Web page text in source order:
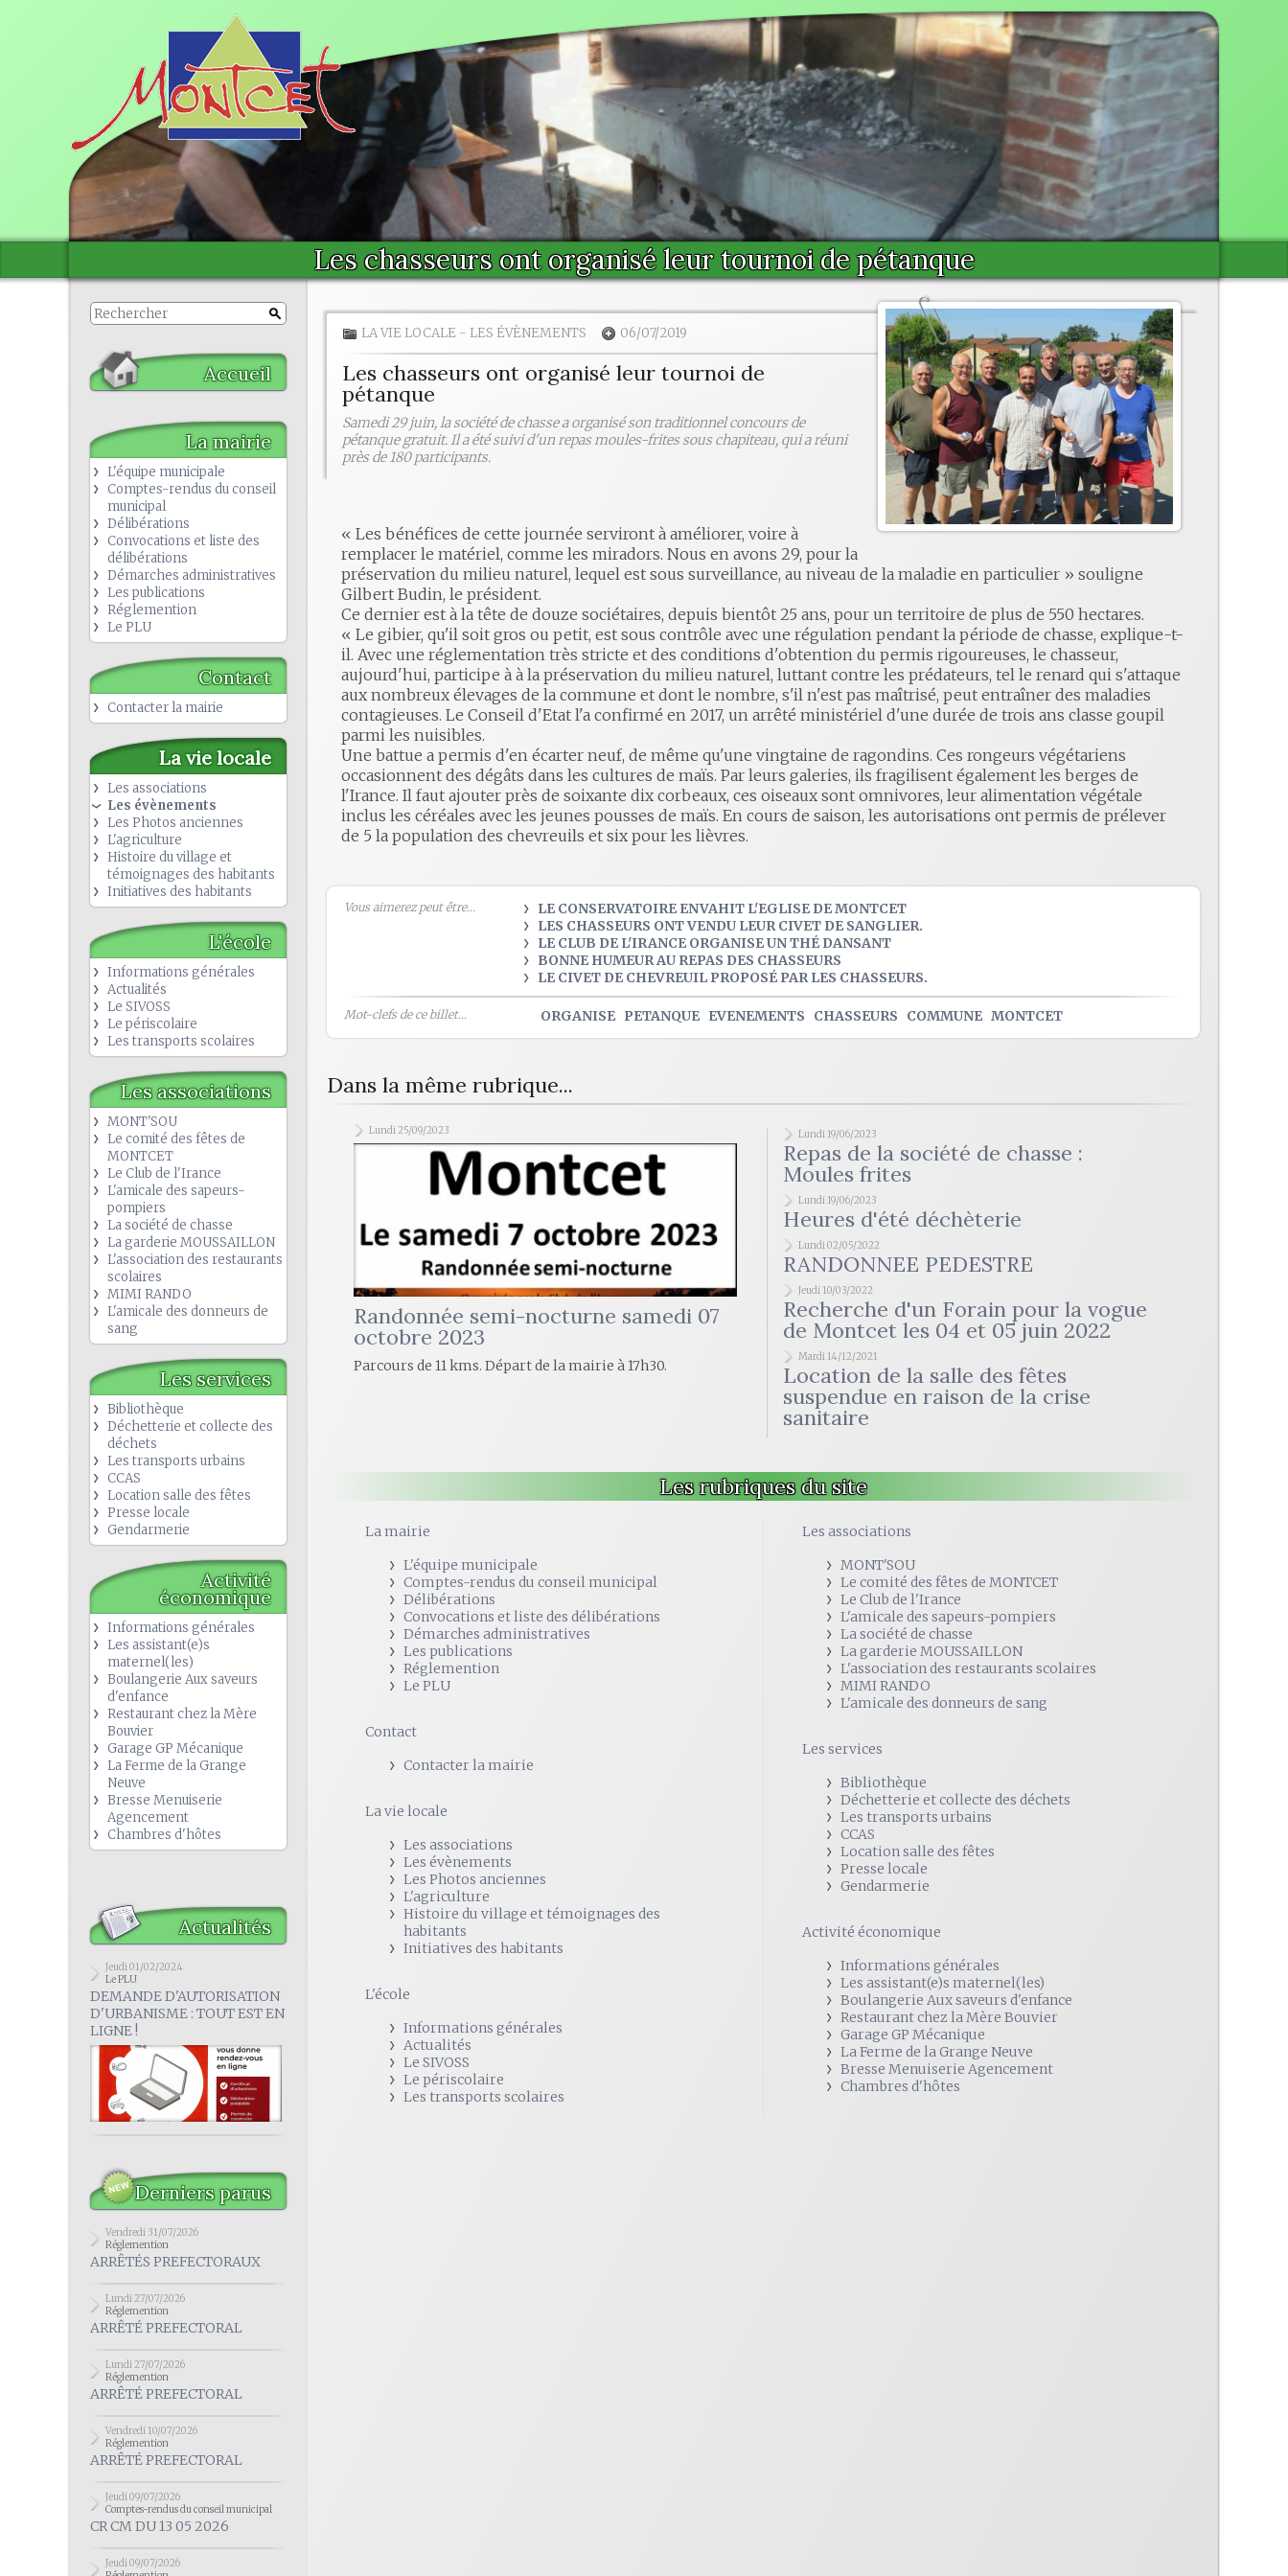
Les chasseurs ont organisé leur tournoi de pétanque
Accueil
La mairie
L'équipe municipale
Comptes-rendus du conseil
municipal
Délibérations
Convocations et liste des
délibérations
Démarches administratives
Les publications
Réglemention
Le PLU
Contact
Contacter la mairie
La vie locale
Les associations
Les évènements
Les Photos anciennes
L'agriculture
Histoire du village et
témoignages des habitants
Initiatives des habitants
L'école
Informations générales
Actualités
Le SIVOSS
Le périscolaire
Les transports scolaires
Les associations
MONT'SOU
Le comité des fêtes de
MONTCET
Le Club de l'Irance
L'amicale des sapeurs-
pompiers
La société de chasse
La garderie MOUSSAILLON
L'association des restaurants
scolaires
MIMI RANDO
L'amicale des donneurs de
sang
Les services
Bibliothèque
Déchetterie et collecte des
déchets
Les transports urbains
CCAS
Location salle des fêtes
Presse locale
Gendarmerie
Activité
économique
Informations générales
Les assistant(e)s
maternel(les)
Boulangerie Aux saveurs
d'enfance
Restaurant chez la Mère
Bouvier
Garage GP Mécanique
La Ferme de la Grange
Neuve
Bresse Menuiserie
Agencement
Chambres d'hôtes
Actualités
Jeudi 01/02/2024
Le PLU
DEMANDE D'AUTORISATION
D'URBANISME : TOUT EST EN
LIGNE !
Derniers parus
Vendredi 31/07/2026
Réglemention
ARRÊTÉS PREFECTORAUX
Lundi 27/07/2026
Réglemention
ARRÊTÉ PREFECTORAL
Lundi 27/07/2026
Réglemention
ARRÊTÉ PREFECTORAL
Vendredi 10/07/2026
Réglemention
ARRÊTÉ PREFECTORAL
Jeudi 09/07/2026
Comptes-rendus du conseil municipal
CR CM DU 13 05 2026
Jeudi 09/07/2026
LA VIE LOCALE - LES ÉVÈNEMENTS 06/07/2019
Les chasseurs ont organisé leur tournoi de
pétanque
Samedi 29 juin, la société de chasse a organisé son traditionnel concours de
pétanque gratuit. Il a été suivi d'un repas moules-frites sous chapiteau, qui a réuni
près de 180 participants.
« Les bénéfices de cette journée serviront à améliorer, voire à
remplacer le matériel, comme les miradors. Nous en avons 29, pour la
préservation du milieu naturel, lequel est sous surveillance, au niveau de la maladie en particulier » souligne
Gilbert Budin, le président.
Ce dernier est à la tête de douze sociétaires, depuis bientôt 25 ans, pour un territoire de plus de 550 hectares.
« Le gibier, qu'il soit gros ou petit, est sous contrôle avec une régulation pendant la période de chasse, explique-t-
il. Avec une réglementation très stricte et des conditions d'obtention du permis rigoureuses, le chasseur,
aujourd'hui, participe à à la préservation du milieu naturel, luttant contre les prédateurs, tel le renard qui s'attaque
aux nombreux élevages de la commune et dont le nombre, s'il n'est pas maîtrisé, peut entraîner des maladies
contagieuses. Le Conseil d'Etat l'a confirmé en 2017, un arrêté ministériel d'une durée de trois ans classe goupil
parmi les nuisibles.
Une battue a permis d'en écarter neuf, de même qu'une vingtaine de ragondins. Ces rongeurs végétariens
occasionnent des dégâts dans les cultures de maïs. Par leurs galeries, ils fragilisent également les berges de
l'Irance. Il faut ajouter près de soixante dix corbeaux, ces oiseaux sont omnivores, leur alimentation végétale
inclus les céréales avec les jeunes pousses de maïs. En cours de saison, les autorisations ont permis de prélever
de 5 la population des chevreuils et six pour les lièvres.
Vous aimerez peut être...
LE CONSERVATOIRE ENVAHIT L'EGLISE DE MONTCET
LES CHASSEURS ONT VENDU LEUR CIVET DE SANGLIER.
LE CLUB DE L'IRANCE ORGANISE UN THÉ DANSANT
BONNE HUMEUR AU REPAS DES CHASSEURS
LE CIVET DE CHEVREUIL PROPOSÉ PAR LES CHASSEURS.
Mot-clefs de ce billet... ORGANISE PETANQUE EVENEMENTS CHASSEURS COMMUNE MONTCET
Dans la même rubrique...
Lundi 25/09/2023
Randonnée semi-nocturne samedi 07
octobre 2023
Parcours de 11 kms. Départ de la mairie à 17h30.
Lundi 19/06/2023
Repas de la société de chasse :
Moules frites
Lundi 19/06/2023
Heures d'été déchèterie
Lundi 02/05/2022
RANDONNEE PEDESTRE
Jeudi 10/03/2022
Recherche d'un Forain pour la vogue
de Montcet les 04 et 05 juin 2022
Mardi 14/12/2021
Location de la salle des fêtes
suspendue en raison de la crise
sanitaire
Les rubriques du site
La mairie
L'équipe municipale
Comptes-rendus du conseil municipal
Délibérations
Convocations et liste des délibérations
Démarches administratives
Les publications
Réglemention
Le PLU
Contact
Contacter la mairie
La vie locale
Les associations
Les évènements
Les Photos anciennes
L'agriculture
Histoire du village et témoignages des
habitants
Initiatives des habitants
L'école
Informations générales
Actualités
Le SIVOSS
Le périscolaire
Les transports scolaires
Les associations
MONT'SOU
Le comité des fêtes de MONTCET
Le Club de l'Irance
L'amicale des sapeurs-pompiers
La société de chasse
La garderie MOUSSAILLON
L'association des restaurants scolaires
MIMI RANDO
L'amicale des donneurs de sang
Les services
Bibliothèque
Déchetterie et collecte des déchets
Les transports urbains
CCAS
Location salle des fêtes
Presse locale
Gendarmerie
Activité économique
Informations générales
Les assistant(e)s maternel(les)
Boulangerie Aux saveurs d'enfance
Restaurant chez la Mère Bouvier
Garage GP Mécanique
La Ferme de la Grange Neuve
Bresse Menuiserie Agencement
Chambres d'hôtes